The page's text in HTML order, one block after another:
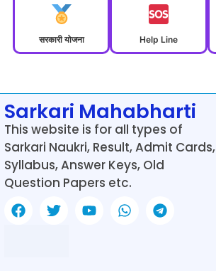
सरकारी योजना Help Line
Sarkari Mahabharti
This website is for all types of
Sarkari Naukri, Result, Admit Cards,
Syllabus, Answer Keys, Old
Question Papers etc.